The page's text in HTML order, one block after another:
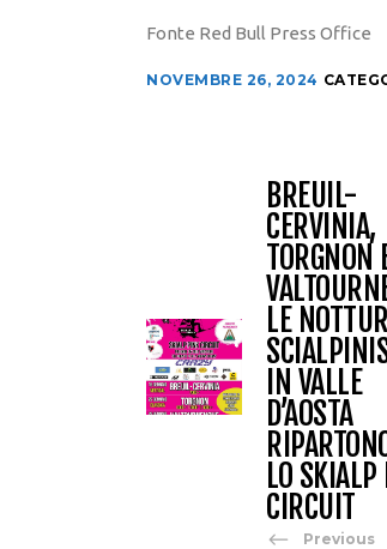
Fonte Red Bull Press Office
NOVEMBRE 26, 2024
BREUIL-
CERVINIA,
TORGNON
LE
IN VALLE
D’AOSTA
LO
CIRCUIT
Previous